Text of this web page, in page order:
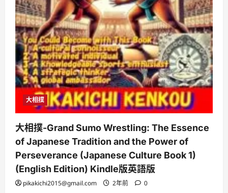
大相撲
大相撲-Grand Sumo Wrestling: The Essence
of Japanese Tradition and the Power of
Perseverance (Japanese Culture Book 1)
(English Edition) Kindle版英語版
pikakichi2015@gmail.com 2年前 0